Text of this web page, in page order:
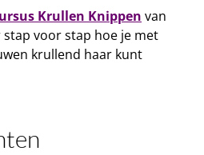
Krullen Knippen van
voor stap hoe je met
krullend haar kunt